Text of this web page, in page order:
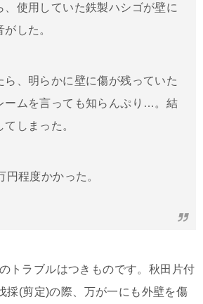
、使用していた鉄製ハシゴが壁に
した。
ら、明らかに壁に傷が残っていた
ームを言っても知らんぷり…。結
しまった。
程度かかった。
トラブルはつきものです。秋田片付
採(剪定)の際、万が一にも外壁を傷